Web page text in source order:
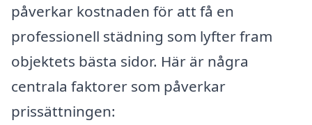
påverkar kostnaden för att få en
professionell städning som lyfter fram
objektets bästa sidor. Här är några
centrala faktorer som påverkar
prissättningen: